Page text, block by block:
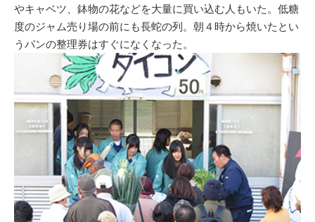
やキャベツ、鉢物の花などを大量に買い込む人もいた。低糖
度のジャム売り場の前にも長蛇の列。朝４時から焼いたとい
うパンの整理券はすぐになくなった。